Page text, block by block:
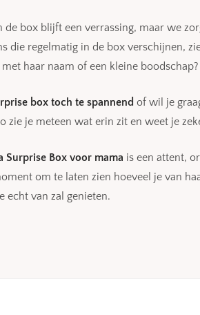
de box blijft een verrassing, maar we
die regelmatig in de box verschijnen,
haar naam of een kleine
box toch te spannend of wil je
zie je meteen wat erin zit en weet je
Surprise Box voor mama is een attent,
om te laten zien hoeveel je van
echt van zal genieten.